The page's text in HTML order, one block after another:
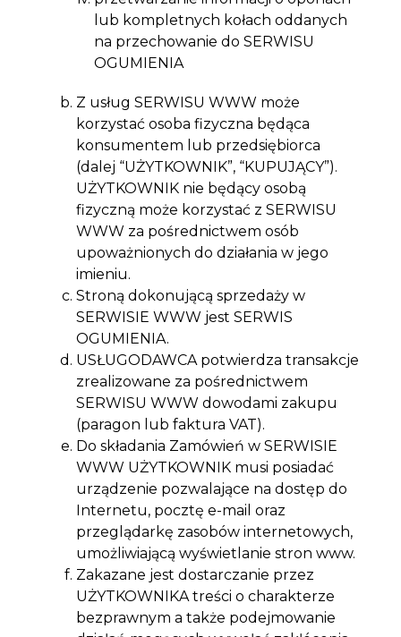
lub kompletnych kołach oddanych
na przechowanie do SERWISU
OGUMIENIA
Z usług SERWISU WWW może
korzystać osoba fizyczna będąca
konsumentem lub przedsiębiorca
(dalej “UŻYTKOWNIK”, “KUPUJĄCY”).
UŻYTKOWNIK nie będący osobą
fizyczną może korzystać z SERWISU
WWW za pośrednictwem osób
upoważnionych do działania w jego
imieniu.
Stroną dokonującą sprzedaży w
SERWISIE WWW jest SERWIS
OGUMIENIA.
USŁUGODAWCA potwierdza transakcje
zrealizowane za pośrednictwem
SERWISU WWW dowodami zakupu
(paragon lub faktura VAT).
Do składania Zamówień w SERWISIE
WWW UŻYTKOWNIK musi posiadać
urządzenie pozwalające na dostęp do
Internetu, pocztę e-mail oraz
przeglądarkę zasobów internetowych,
umożliwiającą wyświetlanie stron www.
Zakazane jest dostarczanie przez
UŻYTKOWNIKA treści o charakterze
bezprawnym a także podejmowanie